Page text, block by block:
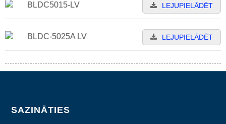
BLDC5015-LV LEJUPIELĀDĒT
BLDC-5025A LV LEJUPIELĀDĒT
SAZINĀTIES